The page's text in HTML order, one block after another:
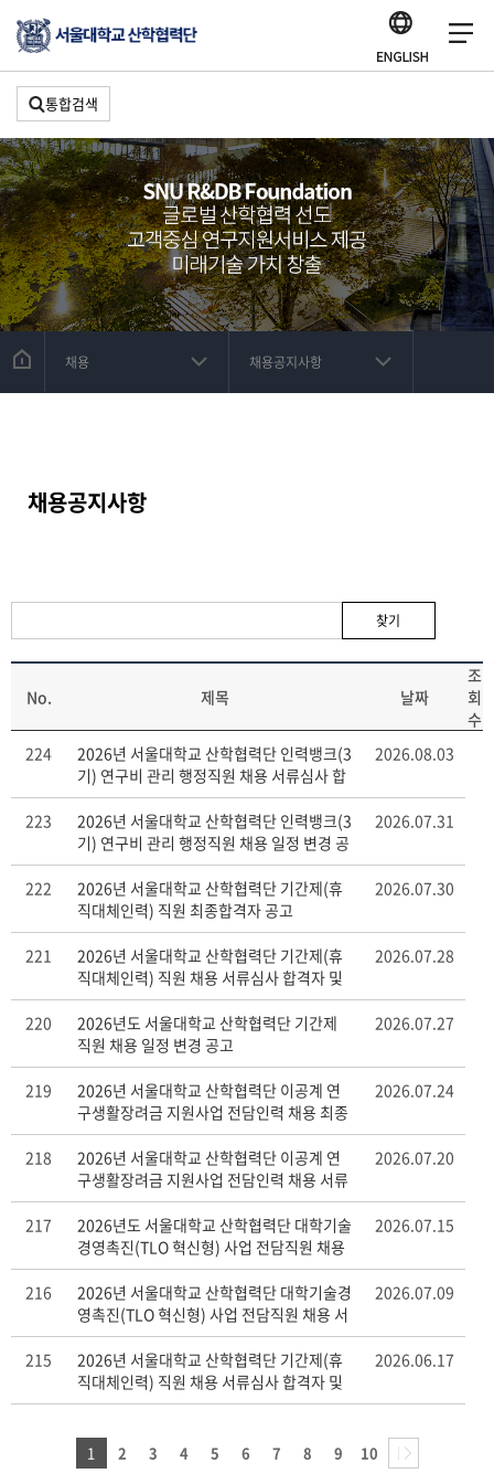
통합검색
채용 채용공지사항
채용공지사항
찾기
No. 제목 날짜
조
회
수
224
2026년 서울대학교 산학협력단 인력뱅크(3
기) 연구비 관리 행정직원 채용 서류심사 합
격자 및 면접일정 공고
new
2026.08.03
223
2026년 서울대학교 산학협력단 인력뱅크(3
기) 연구비 관리 행정직원 채용 일정 변경 공
고
2026.07.31
222
2026년 서울대학교 산학협력단 기간제(휴
직대체인력) 직원 최종합격자 공고
2026.07.30
221
2026년 서울대학교 산학협력단 기간제(휴
직대체인력) 직원 채용 서류심사 합격자 및
면접일정 공고
2026.07.28
220
2026년도 서울대학교 산학협력단 기간제
직원 채용 일정 변경 공고
2026.07.27
219
2026년 서울대학교 산학협력단 이공계 연
구생활장려금 지원사업 전담인력 채용 최종
합격자 공고
2026.07.24
218
2026년 서울대학교 산학협력단 이공계 연
구생활장려금 지원사업 전담인력 채용 서류
심사 합격자 및 면접 일정 공고
2026.07.20
217
2026년도 서울대학교 산학협력단 대학기술
경영촉진(TLO 혁신형) 사업 전담직원 채용
최종합격자 공고
2026.07.15
216
2026년 서울대학교 산학협력단 대학기술경
영촉진(TLO 혁신형) 사업 전담직원 채용 서
류심사 합격자 및 면접일정 공고
2026.07.09
215
2026년 서울대학교 산학협력단 기간제(휴
직대체인력) 직원 채용 서류심사 합격자 및
면접일정 공고
2026.06.17
1 2 3 4 5 6 7 8 9 10